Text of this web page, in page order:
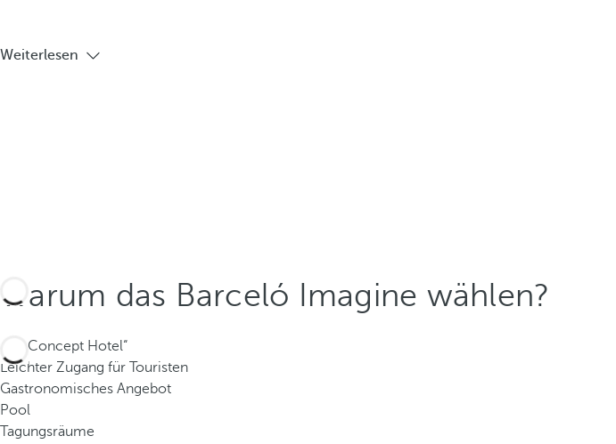
Weiterlesen
Warum das Barceló Imagine wählen?
Ein „Concept Hotel“
Leichter Zugang für Touristen
Gastronomisches Angebot
Pool
Tagungsräume